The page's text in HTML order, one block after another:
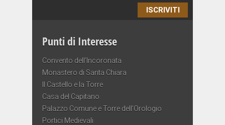
ISCRIVITI
Punti di Interesse
Convento dell’Incoronata
Monastero di Santa Chiara
Il Castello e la Torre
Casa del Capitano
Palazzo Comune e Torre dell’Orologio
Portici Medievali